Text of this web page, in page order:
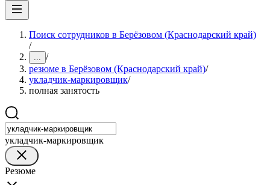
Поиск сотрудников в Берёзовом (Краснодарский край)
/
... /
резюме в Берёзовом (Краснодарский край)/
укладчик-маркировщик/
полная занятость
укладчик-маркировщик
Резюме